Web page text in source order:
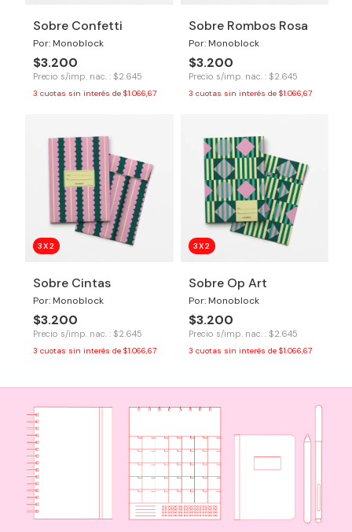
Sobre Confetti
Por: Monoblock
$3.200
Precio s/imp. nac. : $2.645
3 cuotas sin interés de $1.066,67
Sobre Rombos Rosa
Por: Monoblock
$3.200
Precio s/imp. nac. : $2.645
3 cuotas sin interés de $1.066,67
3X2
Sobre Cintas
Por: Monoblock
$3.200
Precio s/imp. nac. : $2.645
3 cuotas sin interés de $1.066,67
3X2
Sobre Op Art
Por: Monoblock
$3.200
Precio s/imp. nac. : $2.645
3 cuotas sin interés de $1.066,67